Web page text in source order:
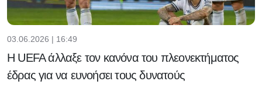
03.06.2026 | 16:49
H UEFA άλλαξε τον κανόνα του πλεονεκτήματος
έδρας για να ευνοήσει τους δυνατούς